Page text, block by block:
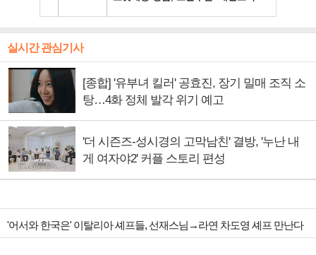
실시간 관심기사
[종합] '유부녀 킬러' 공효진, 장기 밀매 조직 소
탕…4화 정체 발각 위기 예고
'더 시즌즈-성시경의 고막남친' 결방, '누난 내
게 여자야2' 커플 스토리 편성
'어서와 한국은' 이탈리아 셰프들, 선재스님→라연 차도영 셰프 만난다